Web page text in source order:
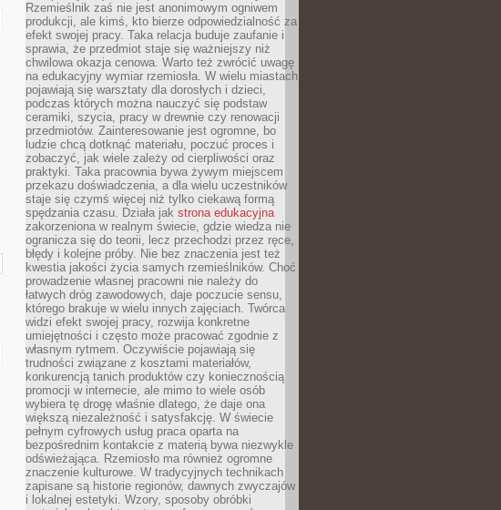
Rzemieślnik zaś nie jest anonimowym ogniwem
produkcji, ale kimś, kto bierze odpowiedzialność za
efekt swojej pracy. Taka relacja buduje zaufanie i
sprawia, że przedmiot staje się ważniejszy niż
chwilowa okazja cenowa. Warto też zwrócić uwagę
na edukacyjny wymiar rzemiosła. W wielu miastach
pojawiają się warsztaty dla dorosłych i dzieci,
podczas których można nauczyć się podstaw
ceramiki, szycia, pracy w drewnie czy renowacji
przedmiotów. Zainteresowanie jest ogromne, bo
ludzie chcą dotknąć materiału, poczuć proces i
zobaczyć, jak wiele zależy od cierpliwości oraz
praktyki. Taka pracownia bywa żywym miejscem
przekazu doświadczenia, a dla wielu uczestników
staje się czymś więcej niż tylko ciekawą formą
spędzania czasu. Działa jak strona edukacyjna
zakorzeniona w realnym świecie, gdzie wiedza nie
ogranicza się do teorii, lecz przechodzi przez ręce,
błędy i kolejne próby. Nie bez znaczenia jest też
kwestia jakości życia samych rzemieślników. Choć
prowadzenie własnej pracowni nie należy do
łatwych dróg zawodowych, daje poczucie sensu,
którego brakuje w wielu innych zajęciach. Twórca
widzi efekt swojej pracy, rozwija konkretne
umiejętności i często może pracować zgodnie z
własnym rytmem. Oczywiście pojawiają się
trudności związane z kosztami materiałów,
konkurencją tanich produktów czy koniecznością
promocji w internecie, ale mimo to wiele osób
wybiera tę drogę właśnie dlatego, że daje ona
większą niezależność i satysfakcję. W świecie
pełnym cyfrowych usług praca oparta na
bezpośrednim kontakcie z materią bywa niezwykle
odświeżająca. Rzemiosło ma również ogromne
znaczenie kulturowe. W tradycyjnych technikach
zapisane są historie regionów, dawnych zwyczajów
i lokalnej estetyki. Wzory, sposoby obróbki